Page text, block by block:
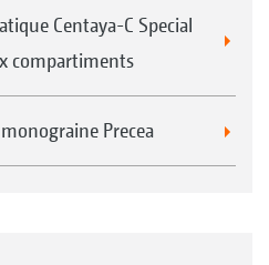
Centaya-C Special
compartiments
Precea